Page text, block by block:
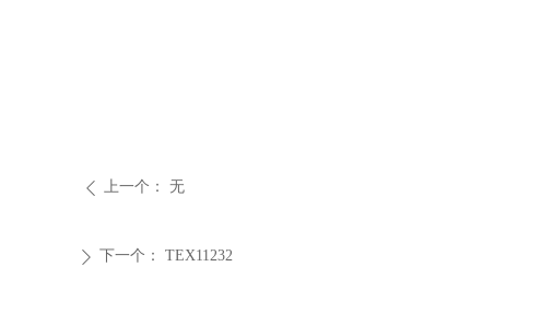
ꄴ 上一个： 无
ꄲ 下一个： TEX11232